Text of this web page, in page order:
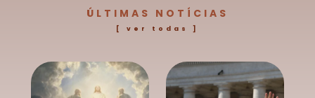
ÚLTIMAS NOTÍCIAS
[ ver todas ]